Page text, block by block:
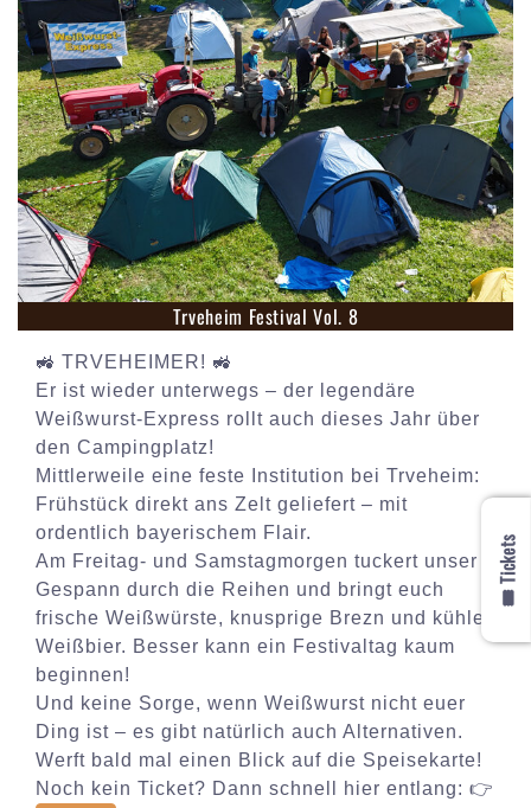
🎟️ Tickets
Trveheim Festival Vol. 8
🚜 TRVEHEIMER! 🚜
Er ist wieder unterwegs – der legendäre
Weißwurst-Express rollt auch dieses Jahr über
den Campingplatz!
Mittlerweile eine feste Institution bei Trveheim:
Frühstück direkt ans Zelt geliefert – mit
ordentlich bayerischem Flair.
Am Freitag- und Samstagmorgen tuckert unser
Gespann durch die Reihen und bringt euch
frische Weißwürste, knusprige Brezn und kühles
Weißbier. Besser kann ein Festivaltag kaum
beginnen!
Und keine Sorge, wenn Weißwurst nicht euer
Ding ist – es gibt natürlich auch Alternativen.
Werft bald mal einen Blick auf die Speisekarte!
Noch kein Ticket? Dann schnell hier entlang: 👉